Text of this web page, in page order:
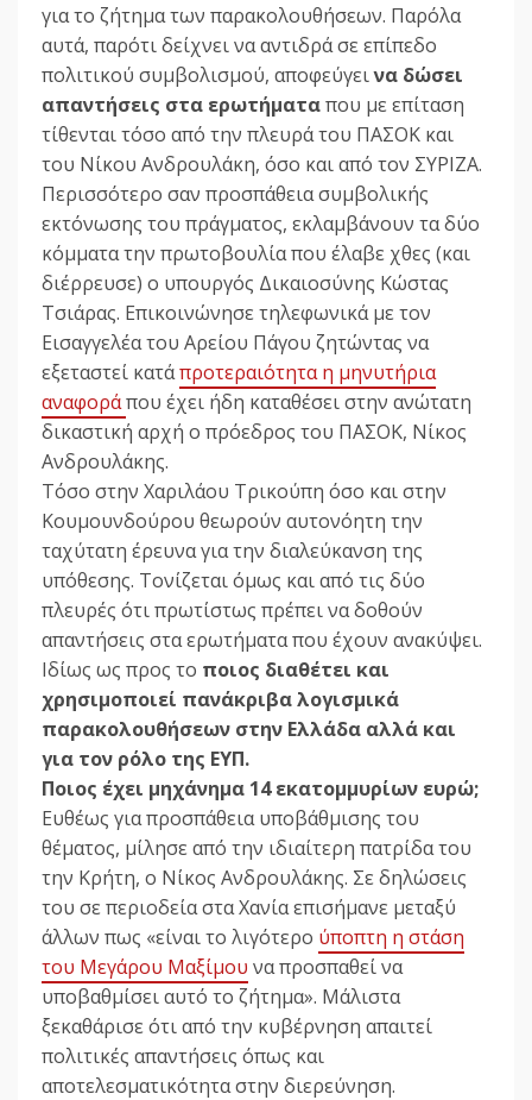
για το ζήτημα των παρακολουθήσεων. Παρόλα
αυτά, παρότι δείχνει να αντιδρά σε επίπεδο
πολιτικού συμβολισμού, αποφεύγεινα δώσει
απαντήσεις στα ερωτήματαπου με επίταση
τίθενται τόσο από την πλευρά του ΠΑΣΟΚ και
του Νίκου Ανδρουλάκη, όσο και από τον ΣΥΡΙΖΑ.
Περισσότερο σαν προσπάθεια συμβολικής
εκτόνωσης του πράγματος, εκλαμβάνουν τα δύο
κόμματα την πρωτοβουλία που έλαβε χθες (και
διέρρευσε) ο υπουργός Δικαιοσύνης Κώστας
Τσιάρας. Επικοινώνησε τηλεφωνικά με τον
Εισαγγελέα του Αρείου Πάγου ζητώντας να
εξεταστεί κατάπροτεραιότητα η μηνυτήρια
αναφοράπου έχει ήδη καταθέσει στην ανώτατη
δικαστική αρχή ο πρόεδρος του ΠΑΣΟΚ, Νίκος
Ανδρουλάκης.
Τόσο στην Χαριλάου Τρικούπη όσο και στην
Κουμουνδούρου θεωρούν αυτονόητη την
ταχύτατη έρευνα για την διαλεύκανση της
υπόθεσης. Τονίζεται όμως και από τις δύο
πλευρές ότι πρωτίστως πρέπει να δοθούν
απαντήσεις στα ερωτήματα που έχουν ανακύψει.
Ιδίως ως προς το ποιος διαθέτει και
χρησιμοποιεί πανάκριβα λογισμικά
παρακολουθήσεων στην Ελλάδα αλλά και
για τον ρόλο της ΕΥΠ.
Ποιος έχει μηχάνημα 14 εκατομμυρίων ευρώ;
Ευθέως για προσπάθεια υποβάθμισης του
θέματος, μίλησε από την ιδιαίτερη πατρίδα του
την Κρήτη, ο Νίκος Ανδρουλάκης. Σε δηλώσεις
του σε περιοδεία στα Χανία επισήμανε μεταξύ
άλλων πως «είναι το λιγότερο ύποπτη η στάση
του Μεγάρου Μαξίμου να προσπαθεί να
υποβαθμίσει αυτό το ζήτημα». Μάλιστα
ξεκαθάρισε ότι από την κυβέρνηση απαιτεί
πολιτικές απαντήσεις όπως και
αποτελεσματικότητα στην διερεύνηση.